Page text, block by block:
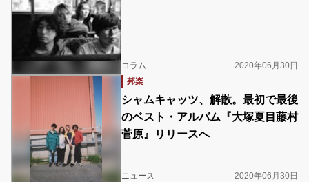
コラム
2020年06月30日
邦楽
シャムキャッツ、解散。最初で最後
のベスト・アルバム『大塚夏目藤村
菅原』リリースへ
ニュース
2020年06月30日